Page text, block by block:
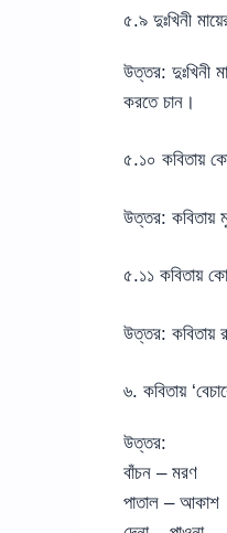
৫.৯ দুঃখিনী
উত্তর: দুঃখিনী
করতে চান।
৫.১০ কবিতায়
উত্তর: কবিতায়
৫.১১ কবিতায়
উত্তর: কবিতায়
৬. কবিতায়
উত্তর:
বাঁচন – মরণ
পাতাল – আকাশ